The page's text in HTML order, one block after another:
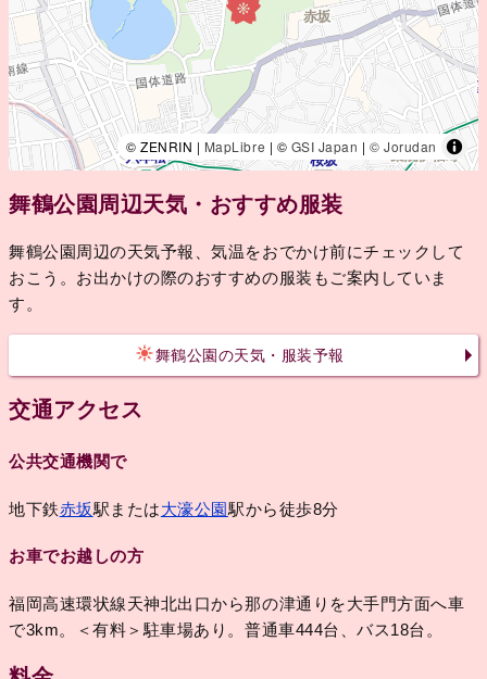
© ZENRIN | MapLibre | © GSI Japan |© Jorudan
舞鶴公園周辺天気・おすすめ服装
舞鶴公園周辺の天気予報、気温をおでかけ前にチェックして
おこう。お出かけの際のおすすめの服装もご案内していま
す。
舞鶴公園の天気・服装予報
交通アクセス
公共交通機関で
地下鉄赤坂駅または大濠公園駅から徒歩8分
お車でお越しの方
福岡高速環状線天神北出口から那の津通りを大手門方面へ車
で3km。＜有料＞駐車場あり。普通車444台、バス18台。